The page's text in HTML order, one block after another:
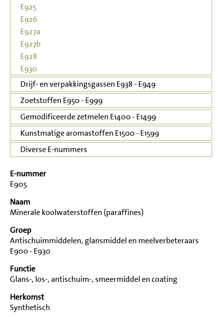
E925
E926
E927a
E927b
E928
E930
Drijf- en verpakkingsgassen E938 - E949
Zoetstoffen E950 - E999
Gemodificeerde zetmelen E1400 - E1499
Kunstmatige aromastoffen E1500 - E1599
Diverse E-nummers
E-nummer
E905
Naam
Minerale koolwaterstoffen (paraffines)
Groep
Antischuimmiddelen, glansmiddel en meelverbeteraars
E900 - E930
Functie
Glans-, los-, antischuim-, smeermiddel en coating
Herkomst
Synthetisch